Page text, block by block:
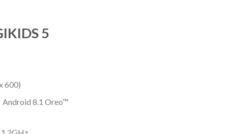
5
600)
Android 8.1 Oreo™